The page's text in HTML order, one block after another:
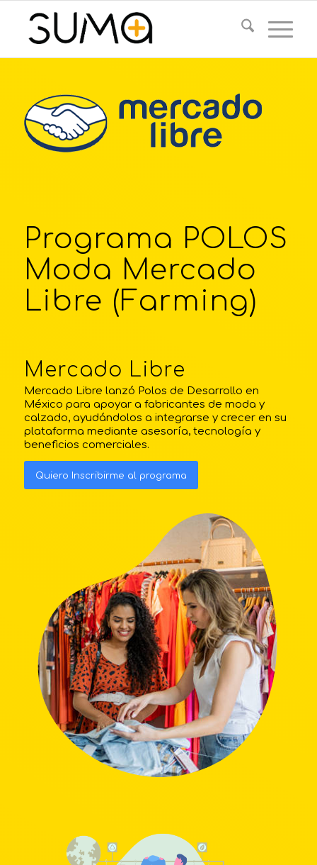
Programa POLOS
Moda Mercado
Libre (Farming)
Mercado Libre
Mercado Libre lanzó Polos de Desarrollo en
México para apoyar a fabricantes de moda y
calzado, ayudándolos a integrarse y crecer en su
plataforma mediante asesoría, tecnología y
beneficios comerciales.
Quiero Inscribirme al programa